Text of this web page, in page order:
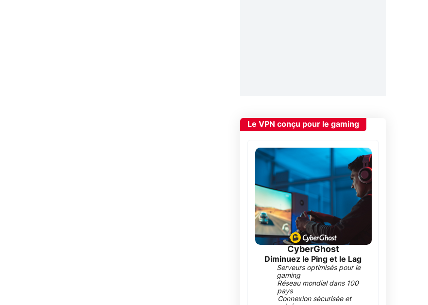
Le VPN conçu pour le gaming
CyberGhost
Diminuez le Ping et le Lag
Serveurs optimisés pour le
gaming
Réseau mondial dans 100
pays
Connexion sécurisée et